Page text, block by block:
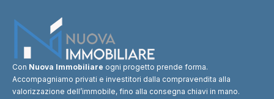
Con Nuova Immobiliare ogni progetto prende forma.
Accompagniamo privati e investitori dalla compravendita alla
valorizzazione dell’immobile, fino alla consegna chiavi in mano.